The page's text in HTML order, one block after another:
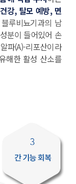
강, 탈모 예방, 면
루비뇨기과의 남
분이 들어있어 손
파(A)-리포산이라
해한 활성 산소를